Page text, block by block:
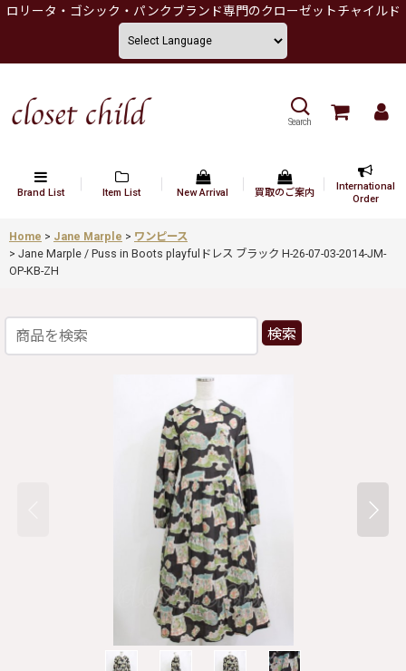
ロリータ・ゴシック・パンクブランド専門のクローゼットチャイルド
Search
Brand List Item List New Arrival 買取のご案内
International
Order
Home > Jane Marple > ワンピース
> Jane Marple / Puss in Boots playfulドレス ブラック H-26-07-03-2014-JM-
OP-KB-ZH
検索